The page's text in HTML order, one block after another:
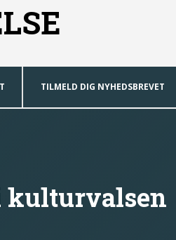
TILMELD DIG NYHEDSBREVET
kulturvalsen